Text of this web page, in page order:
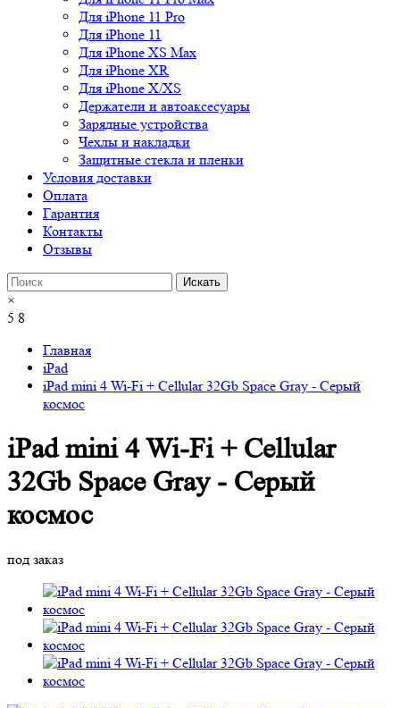
Для iPhone 11 Pro
Для iPhone 11
Для iPhone XS Max
Для iPhone XR
Для iPhone X/XS
Держатели и автоаксесуары
Зарядные устройства
Чехлы и накладки
Защитные стекла и пленки
Условия доставки
Оплата
Гарантия
Контакты
Отзывы
×
5 8
Главная
iPad
iPad mini 4 Wi-Fi + Cellular 32Gb Space Gray - Серый
космос
iPad mini 4 Wi-Fi + Cellular
32Gb Space Gray - Серый
космос
под заказ